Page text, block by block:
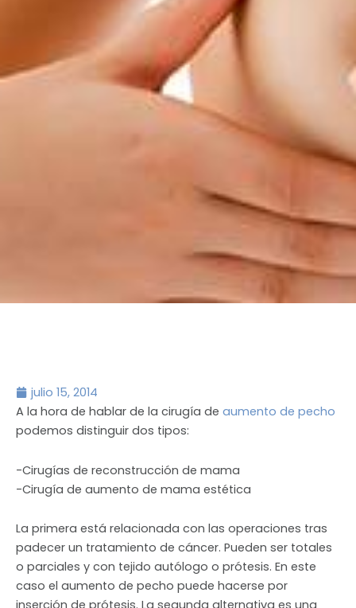
julio 15, 2014
A la hora de hablar de la cirugía de aumento de pecho
podemos distinguir dos tipos:
-Cirugías de reconstrucción de mama
-Cirugía de aumento de mama estética
La primera está relacionada con las operaciones tras
padecer un tratamiento de cáncer. Pueden ser totales
o parciales y con tejido autólogo o prótesis. En este
caso el aumento de pecho puede hacerse por